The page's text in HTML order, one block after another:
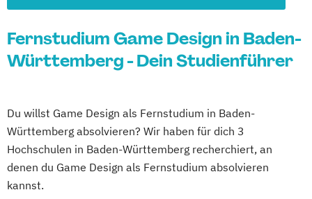
Fernstudium Game Design in Baden-
Württemberg - Dein Studienführer
Du willst Game Design als Fernstudium in Baden-
Württemberg absolvieren? Wir haben für dich 3
Hochschulen in Baden-Württemberg recherchiert, an
denen du Game Design als Fernstudium absolvieren
kannst.